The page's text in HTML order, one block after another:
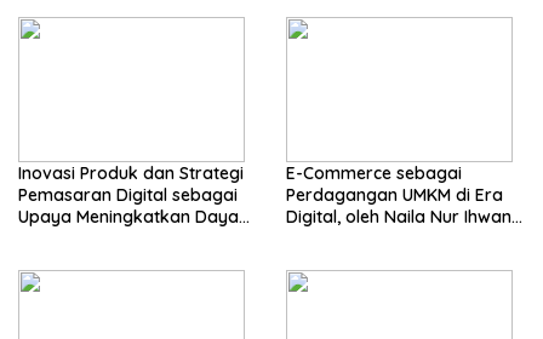
Hukum)
Inovasi Produk dan Strategi
Pemasaran Digital sebagai
Upaya Meningkatkan Daya
Shafianti Mahasiswa Stikom
E-Commerce sebagai
Perdagangan UMKM di Era
Digital, oleh Naila Nur Ihwan